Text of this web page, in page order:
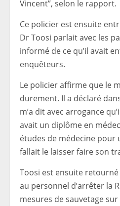
Vincent”, selon le rapport.
Ce policier est ensuite
Dr Toosi parlait avec les
informé de ce qu’il avait
enquêteurs.
Le policier affirme que le
durement. Il a déclaré
m’a dit avec arrogance
avait un diplôme en
études de médecine pour
fallait le laisser faire son
Toosi est ensuite
au personnel d’arrêter la
mesures de sauvetage sur